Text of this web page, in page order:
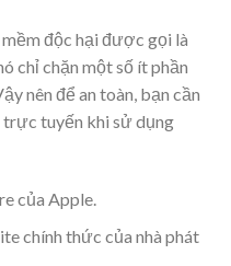
độc hại được gọi là
chỉ chặn một số ít phần
nên để an toàn, bạn cần
trực tuyến khi sử dụng
của Apple.
chính thức của nhà phát